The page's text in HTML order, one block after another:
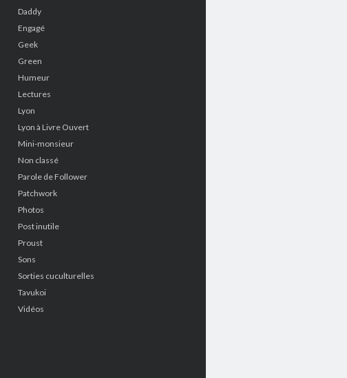
Daddy
Engagé
Geek
Green
Humeur
Lectures
Lyon
Lyon à Livre Ouvert
Mini-monsieur
Non classé
Parole de Follower
Patchwork
Photos
Post inutile
Proust
Sons
Sorties cuculturelles
Tavukoi
Vidéos